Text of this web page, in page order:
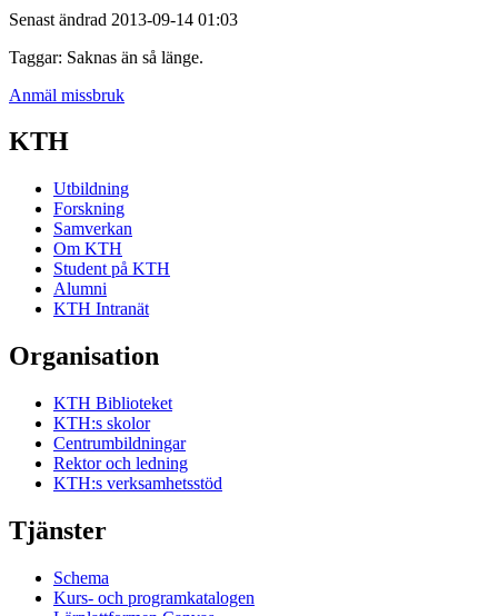
Senast ändrad 2013-09-14 01:03
Taggar: Saknas än så länge.
Anmäl missbruk
KTH
Utbildning
Forskning
Samverkan
Om KTH
Student på KTH
Alumni
KTH Intranät
Organisation
KTH Biblioteket
KTH:s skolor
Centrumbildningar
Rektor och ledning
KTH:s verksamhetsstöd
Tjänster
Schema
Kurs- och programkatalogen